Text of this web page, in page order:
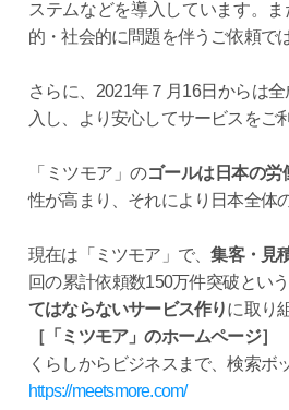
ステムなどを導入しています。
的・社会的に問題を伴うご依頼で
さらに、2021年７月16日からは
入し、より安心してサービスをご
「ミツモア」のゴールは日本の労
性が高まり、それにより日本全体
現在は「ミツモア」で、集客・見
回の累計依頼数150万件突破とい
てはならないサービス作りに取り
［「ミツモア」のホームページ］
くらしからビジネスまで、検索ボ
https://meetsmore.com/